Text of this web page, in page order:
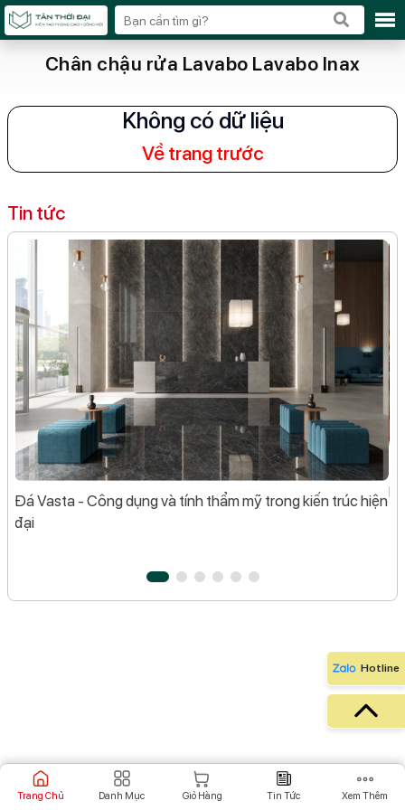
Chân chậu rửa Lavabo Lavabo Inax
Không có dữ liệu
Về trang trước
Tin tức
Đá Vasta - Công dụng và tính thẩm mỹ trong kiến trúc hiện
đại
Trang Chủ Danh Mục Giỏ Hàng Tin Tức Xem Thêm
Hotline